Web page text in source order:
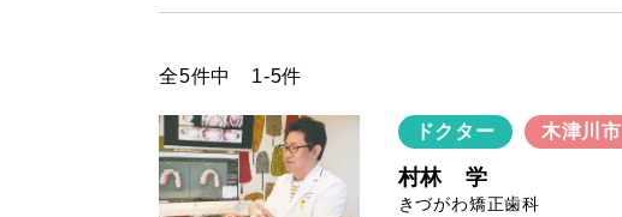
全5件中 1-5件
ドクター 木津川市
村林 学
きづがわ矯正歯科